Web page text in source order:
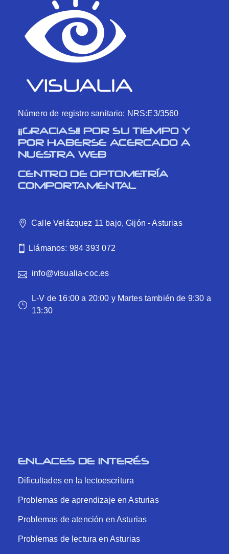
Número de registro sanitario: NRS:E3/3560
¡¡GRACIAS!! POR SU TIEMPO Y
POR HABERSE ACERCADO A
NUESTRA WEB
CENTRO DE OPTOMETRÍA
COMPORTAMENTAL
Calle Velázquez 11 bajo, Gijón - Asturias
Llámanos: 984 393 072
info@visualia-coc.es
L-V de 16:00 a 20:00 y Martes también de 9:30 a
13:30
ENLACES DE INTERÉS
Dificultades en la lectoescritura
Problemas de aprendizaje en Asturias
Problemas de atención en Asturias
Problemas de lectura en Asturias